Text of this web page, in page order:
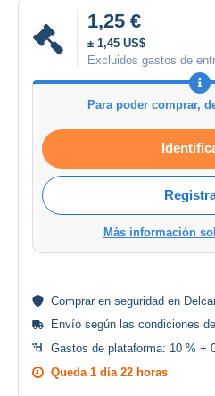
1,25 €
± 1,45 US$
Excluidos gastos de
Para poder comprar,
Más información
Comprar en seguridad en
Envío según las condiciones
Gastos de plataforma: 10 % +
Queda 1 día 22 horas